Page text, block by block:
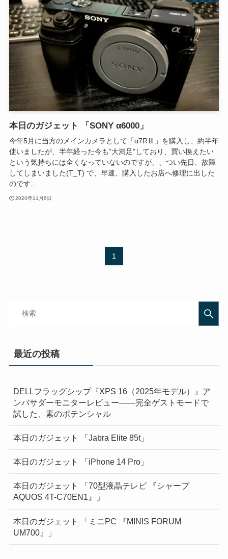
本日のガジェット 「SONY α6000」
今年5月に当方のメインカメラとして「α7RⅢ」を購入し、約半年
使いましたが、半年経った今も”大満足”しており、買い換えたい
という気持ちには全くなっていないのですが、、つい先日、故障
してしまいました(T_T) で、早速、購入したお店へ修理に出した
のです...
2020年11月6日
1
最近の投稿
DELLフラッグシップ『XPS 16（2025年モデル）』ア
ンバサダーモニターレビュー——完全ゲストモードで
試した、素のポテンシャル
本日のガジェット 「Jabra Elite 85t」
本日のガジェット 「iPhone 14 Pro」
本日のガジェット 「70型液晶テレビ 『シャープ
AQUOS 4T-C70EN1』」
本日のガジェット 「ミニPC 『MINIS FORUM
UM700』」